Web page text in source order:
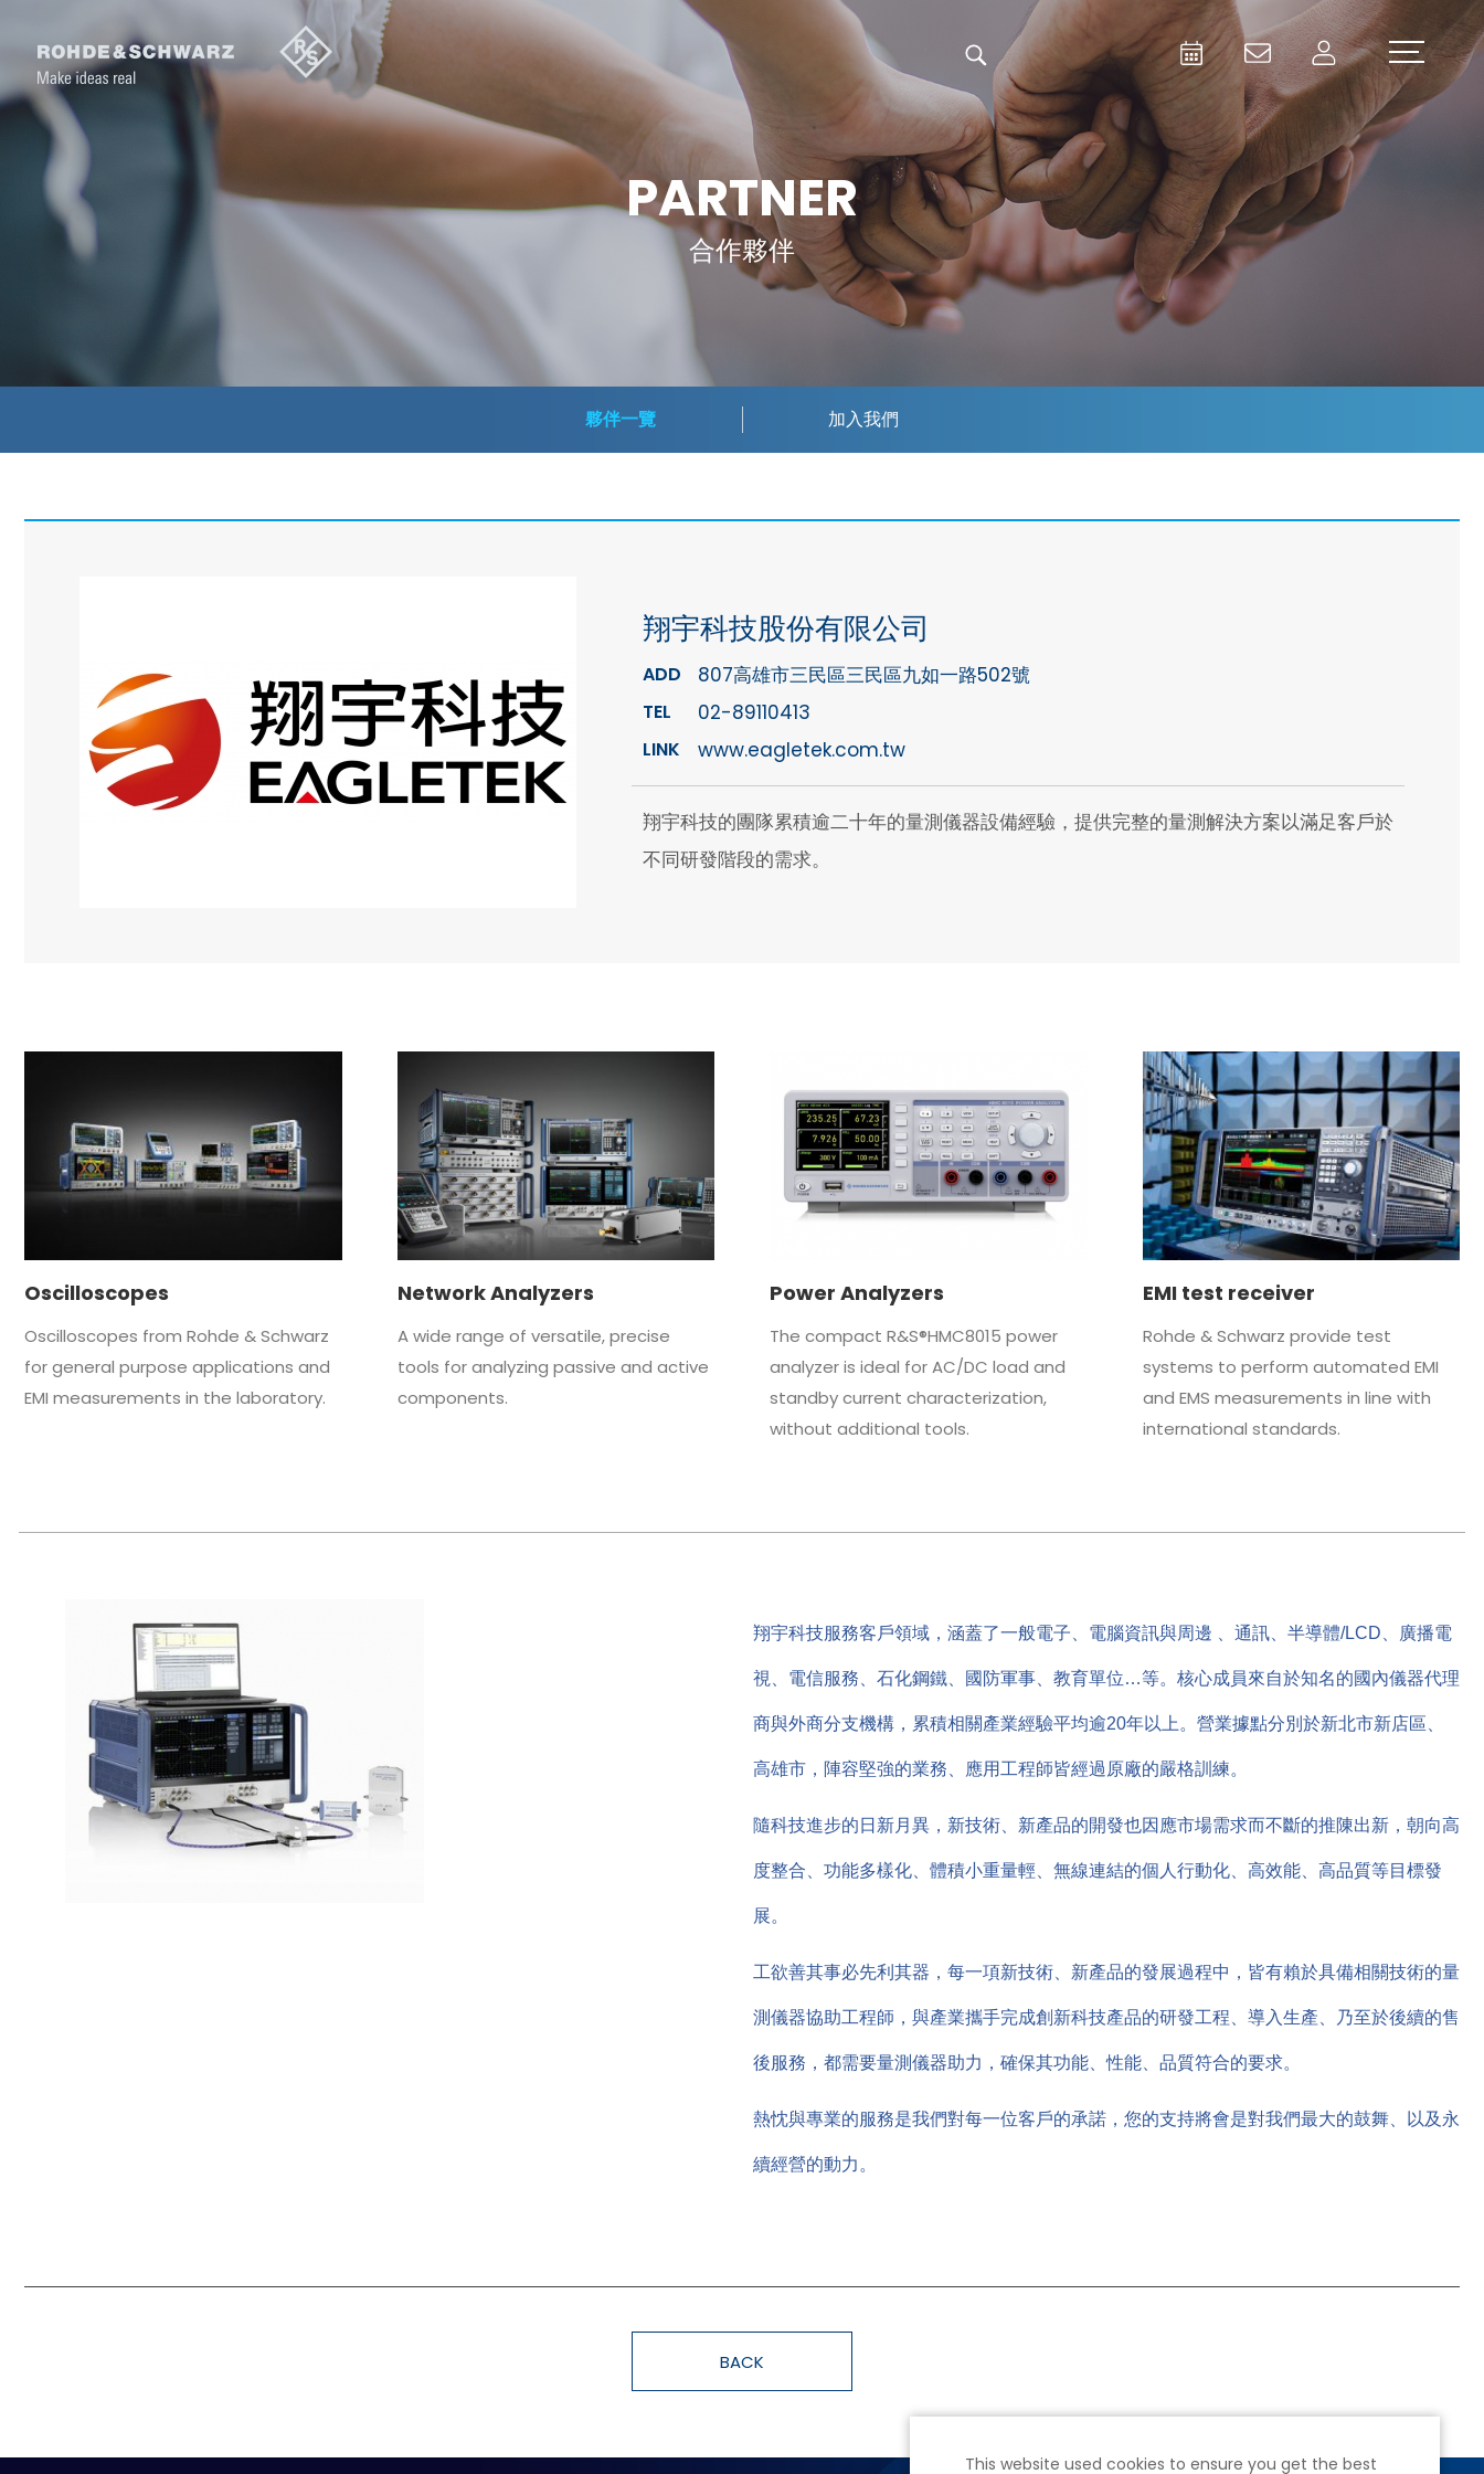
This website used cookies to ensure you get the best
Activities
Contact Us
Member
Test and Measurement
Aerospace | Defense | Security
Broadcast and Media
Cybersecurity
PARTNER
合作夥伴
夥伴一覽 加入我們
翔宇科技股份有限公司
ADD 807高雄市三民區三民區九如一路502號
TEL 02-89110413
LINK www.eagletek.com.tw
翔宇科技的團隊累積逾二十年的量測儀器設備經驗，提供完整的量測解決方案以滿足客戶於
不同研發階段的需求。
Oscilloscopes
Oscilloscopes from Rohde & Schwarz
for general purpose applications and
EMI measurements in the laboratory.
Network Analyzers
A wide range of versatile, precise
tools for analyzing passive and active
components.
Power Analyzers
The compact R&S®HMC8015 power
analyzer is ideal for AC/DC load and
standby current characterization,
without additional tools.
EMI test receiver
Rohde & Schwarz provide test
systems to perform automated EMI
and EMS measurements in line with
international standards.
翔宇科技服務客戶領域，涵蓋了一般電子、電腦資訊與周邊 、通訊、半導體/LCD、廣播電
視、電信服務、石化鋼鐵、國防軍事、教育單位…等。核心成員來自於知名的國內儀器代理
商與外商分支機構，累積相關產業經驗平均逾20年以上。營業據點分別於新北市新店區、
高雄市，陣容堅強的業務、應用工程師皆經過原廠的嚴格訓練。
隨科技進步的日新月異，新技術、新產品的開發也因應市場需求而不斷的推陳出新，朝向高
度整合、功能多樣化、體積小重量輕、無線連結的個人行動化、高效能、高品質等目標發
展。
工欲善其事必先利其器，每一項新技術、新產品的發展過程中，皆有賴於具備相關技術的量
測儀器協助工程師，與產業攜手完成創新科技產品的研發工程、導入生產、乃至於後續的售
後服務，都需要量測儀器助力，確保其功能、性能、品質符合的要求。
熱忱與專業的服務是我們對每一位客戶的承諾，您的支持將會是對我們最大的鼓舞、以及永
續經營的動力。
BACK